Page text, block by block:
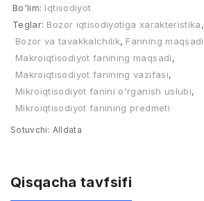
Bo'lim: Iqtisodiyot
Teglar: Bozor iqtisodiyotiga xarakteristika,
Bozor va tavakkalchilik, Fanning maqsadi
Makroiqtisodiyot fanining maqsadi,
Makroiqtisodiyot fanining vazifasi,
Mikroiqtisodiyot fanini o'rganish uslubi,
Mikroiqtisodiyot fanining predmeti
Sotuvchi: Alldata
Qisqacha tavfsifi